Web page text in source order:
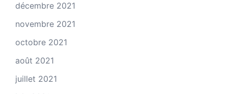
décembre 2021
novembre 2021
octobre 2021
août 2021
juillet 2021